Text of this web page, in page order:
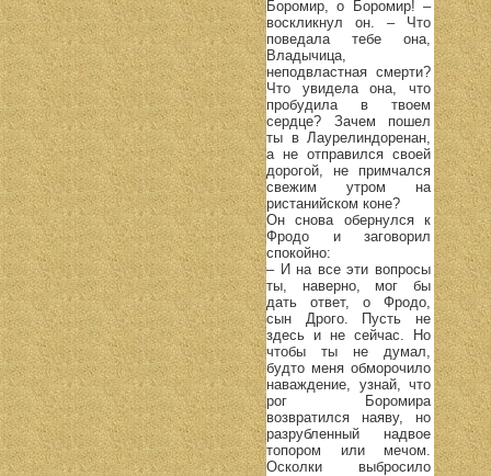
Боромир, о Боромир! –
воскликнул он. – Что
поведала тебе она,
Владычица,
неподвластная смерти?
Что увидела она, что
пробудила в твоем
сердце? Зачем пошел
ты в Лаурелиндоренан,
а не отправился своей
дорогой, не примчался
свежим утром на
ристанийском коне?
Он снова обернулся к
Фродо и заговорил
спокойно:
– И на все эти вопросы
ты, наверно, мог бы
дать ответ, о Фродо,
сын Дрого. Пусть не
здесь и не сейчас. Но
чтобы ты не думал,
будто меня обморочило
наваждение, узнай, что
рог Боромира
возвратился наяву, но
разрубленный надвое
топором или мечом.
Осколки выбросило